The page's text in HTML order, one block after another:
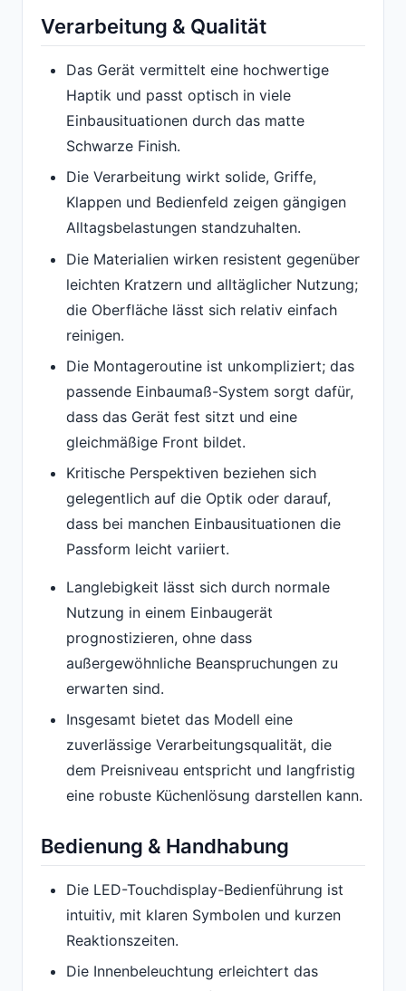
Verarbeitung & Qualität
Das Gerät vermittelt eine hochwertige
Haptik und passt optisch in viele
Einbausituationen durch das matte
Schwarze Finish.
Die Verarbeitung wirkt solide, Griffe,
Klappen und Bedienfeld zeigen gängigen
Alltagsbelastungen standzuhalten.
Die Materialien wirken resistent gegenüber
leichten Kratzern und alltäglicher Nutzung;
die Oberfläche lässt sich relativ einfach
reinigen.
Die Montageroutine ist unkompliziert; das
passende Einbaumaß-System sorgt dafür,
dass das Gerät fest sitzt und eine
gleichmäßige Front bildet.
Kritische Perspektiven beziehen sich
gelegentlich auf die Optik oder darauf,
dass bei manchen Einbausituationen die
Passform leicht variiert.
Langlebigkeit lässt sich durch normale
Nutzung in einem Einbaugerät
prognostizieren, ohne dass
außergewöhnliche Beanspruchungen zu
erwarten sind.
Insgesamt bietet das Modell eine
zuverlässige Verarbeitungsqualität, die
dem Preisniveau entspricht und langfristig
eine robuste Küchenlösung darstellen kann.
Bedienung & Handhabung
Die LED-Touchdisplay-Bedienführung ist
intuitiv, mit klaren Symbolen und kurzen
Reaktionszeiten.
Die Innenbeleuchtung erleichtert das